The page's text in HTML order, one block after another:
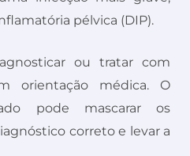
pélvica (DIP).
ou tratar com
orientação médica. O
pode mascarar os
correto e levar a